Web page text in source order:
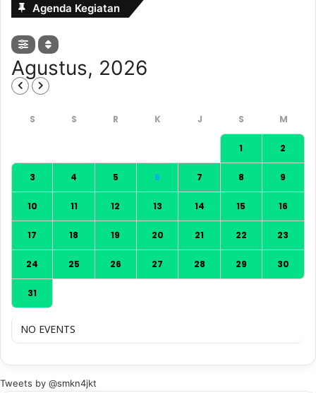
Agenda Kegiatan
Agustus, 2026
1 2
3 4 5 6 7 8 9
10 11 12 13 14 15 16
17 18 19 20 21 22 23
24 25 26 27 28 29 30
31
NO EVENTS
Tweets by @smkn4jkt